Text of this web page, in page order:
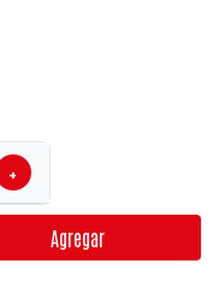
+
Agregar